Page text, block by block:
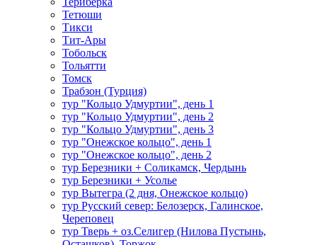
Тетюши
Тикси
Тит-Ары
Тобольск
Тольятти
Томск
Трабзон (Турция)
тур "Кольцо Удмуртии", день 1
тур "Кольцо Удмуртии", день 2
тур "Кольцо Удмуртии", день 3
тур "Онежское кольцо", день 1
тур "Онежское кольцо", день 2
тур Березники + Соликамск, Чердынь
тур Березники + Усолье
тур Вытегра (2 дня, Онежское кольцо)
тур Русский север: Белозерск, Галинское,
Череповец
тур Тверь + оз.Селигер (Нилова Пустынь,